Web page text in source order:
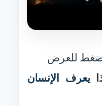
للعرض
يعرف الإنسان